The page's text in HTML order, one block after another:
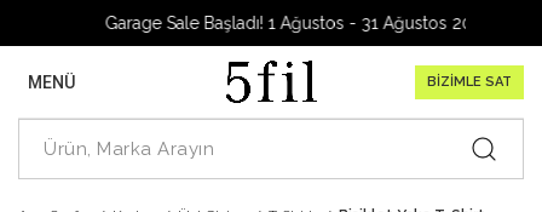
Garage Sale Başladı! 1 Ağustos - 31 Ağustos 2026
MENÜ BİZİMLE SAT